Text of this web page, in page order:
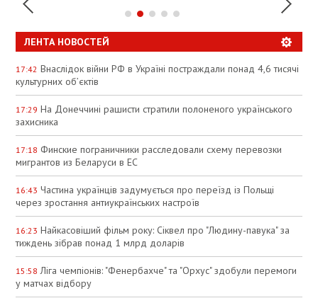
ЛЕНТА НОВОСТЕЙ
17:42 Внаслідок війни РФ в Україні постраждали понад 4,6 тисячі
культурних об’єктів
17:29 На Донеччині рашисти стратили полоненого українського
захисника
17:18 Финские пограничники расследовали схему перевозки
мигрантов из Беларуси в ЕС
16:43 Частина українців задумується про переїзд із Польщі
через зростання антиукраїнських настроїв
16:23 Найкасовіший фільм року: Сіквел про "Людину-павука" за
тиждень зібрав понад 1 млрд доларів
15:58 Ліга чемпіонів: "Фенербахче" та "Орхус" здобули перемоги
у матчах відбору